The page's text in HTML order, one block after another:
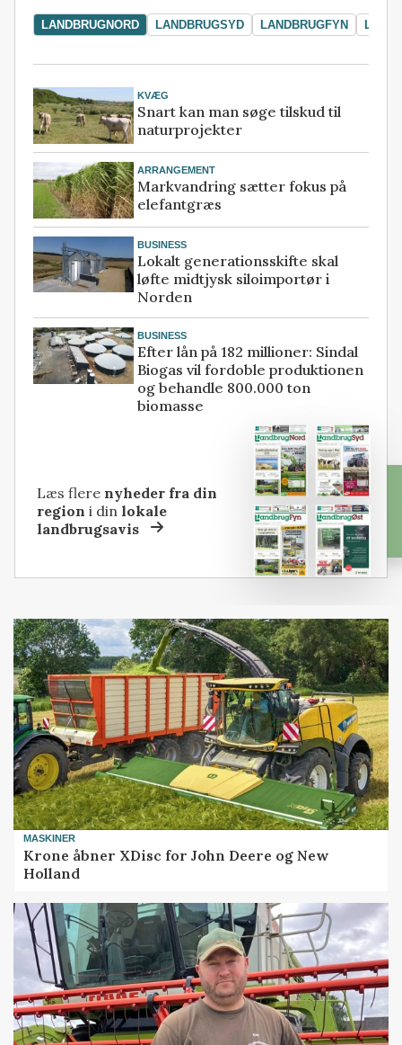
LANDBRUGNORD LANDBRUGSYD LANDBRUGFYN
KVÆG
Snart kan man søge tilskud til
naturprojekter
ARRANGEMENT
Markvandring sætter fokus på
elefantgræs
BUSINESS
Lokalt generationsskifte skal
løfte midtjysk siloimportør i
Norden
BUSINESS
Efter lån på 182 millioner: Sindal
Biogas vil fordoble produktionen
og behandle 800.000 ton
biomasse
Læs flere nyheder fra din
region i dinlokale
landbrugsavis
MASKINER
Krone åbner XDisc for John Deere og New
Holland